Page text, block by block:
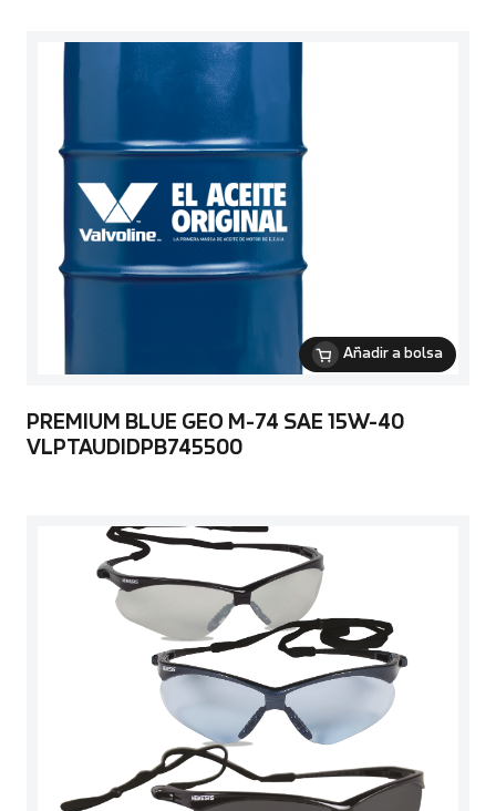
Añadir a bolsa
PREMIUM BLUE GEO M-74 SAE 15W-40
VLPTAUDIDPB745500